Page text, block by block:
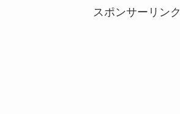
スポンサーリンク